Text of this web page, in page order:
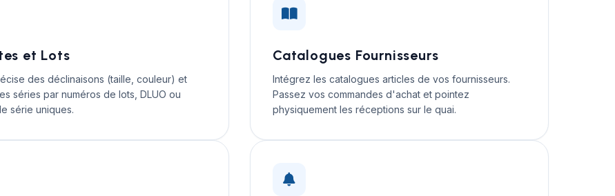
et Lots
des déclinaisons (taille, couleur) et
séries par numéros de lots, DLUO ou
série uniques.
Catalogues Fournisseurs
Intégrez les catalogues articles de vos fournisseurs.
Passez vos commandes d'achat et pointez
physiquement les réceptions sur le quai.